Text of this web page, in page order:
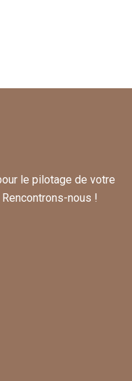
le pilotage de votre
nous !